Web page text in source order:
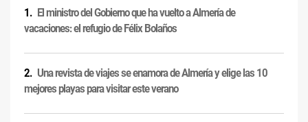
El ministro del Gobierno que ha vuelto a Almería de
vacaciones: el refugio de Félix Bolaños
Una revista de viajes se enamora de Almería y elige las 10
mejores playas para visitar este verano